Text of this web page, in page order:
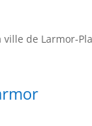
de Larmor-